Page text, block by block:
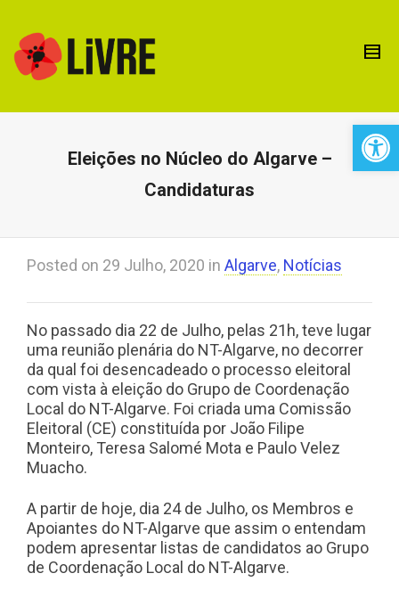
Eleições no Núcleo do Algarve –
Candidaturas
Posted on 29 Julho, 2020 in Algarve, Notícias
No passado dia 22 de Julho, pelas 21h, teve lugar
uma reunião plenária do NT-Algarve, no decorrer
da qual foi desencadeado o processo eleitoral
com vista à eleição do Grupo de Coordenação
Local do NT-Algarve. Foi criada uma Comissão
Eleitoral (CE) constituída por João Filipe
Monteiro, Teresa Salomé Mota e Paulo Velez
Muacho.
A partir de hoje, dia 24 de Julho, os Membros e
Apoiantes do NT-Algarve que assim o entendam
podem apresentar listas de candidatos ao Grupo
de Coordenação Local do NT-Algarve.